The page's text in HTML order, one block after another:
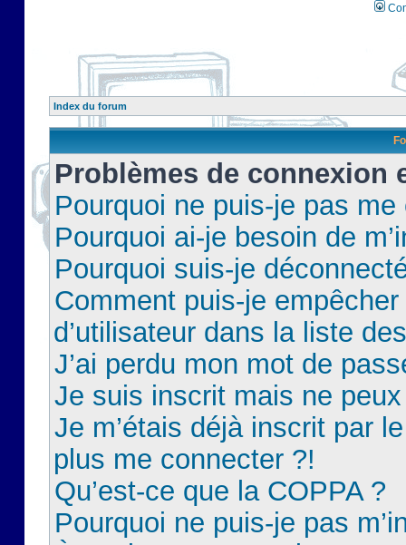
Index du forum
Problèmes de connexion
Pourquoi ne puis-je pas
Pourquoi ai-je besoin de
Pourquoi suis-je
Comment puis-je
d’utilisateur dans la liste
J’ai perdu mon mot de
Je suis inscrit mais ne
Je m’étais déjà inscrit par
plus me connecter ?!
Qu’est-ce que la COPPA ?
Pourquoi ne puis-je pas